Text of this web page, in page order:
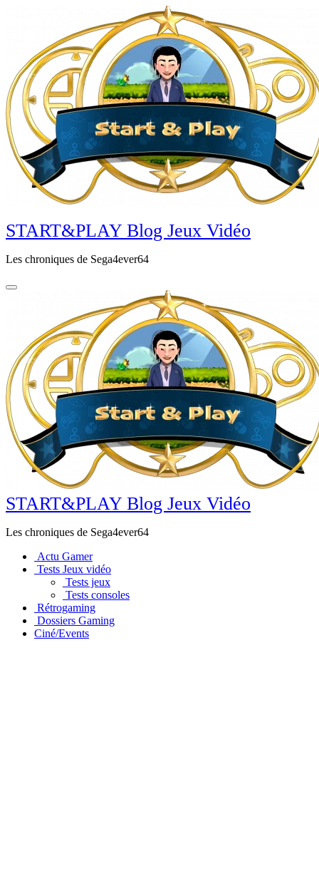
principal
START&PLAY Blog Jeux Vidéo
Les chroniques de Sega4ever64
START&PLAY Blog Jeux Vidéo
Les chroniques de Sega4ever64
Actu Gamer
Tests Jeux vidéo
Tests jeux
Tests consoles
Rétrogaming
Dossiers Gaming
Ciné/Events